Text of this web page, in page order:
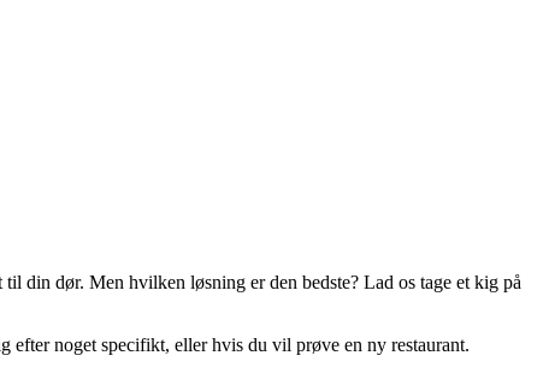
din dør. Men hvilken løsning er den bedste? Lad os tage et kig på
noget specifikt, eller hvis du vil prøve en ny restaurant.